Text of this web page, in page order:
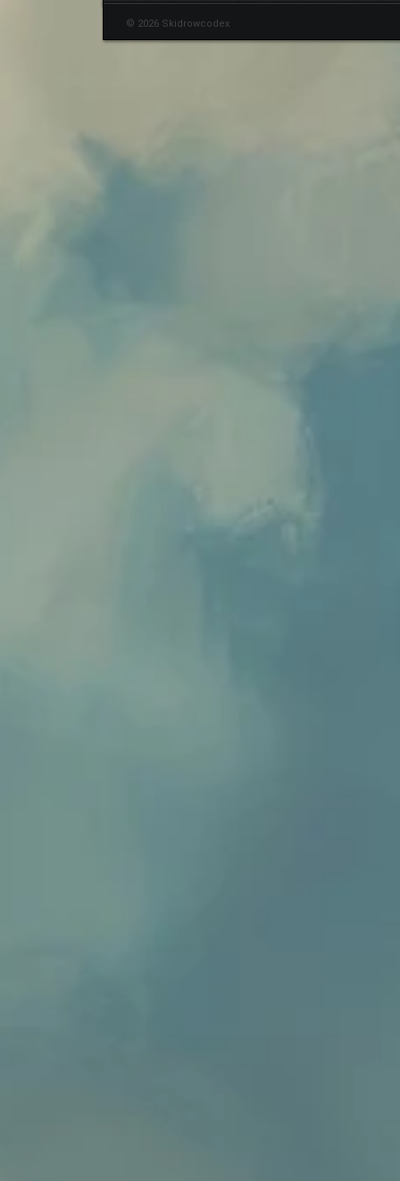
© 2026 Skidrowcodex